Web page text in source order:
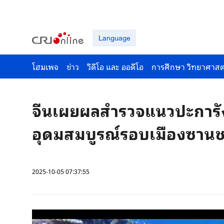
Language
โฮมเพจ ข่าว วีดีโอ และ ออดีโอ การศึกษา วิทยาศาส
จีนเผยผลสำรวจแนวปะกา
อุดมสมบูรณ์รอบเมืองซาน
2025-10-05 07:37:55